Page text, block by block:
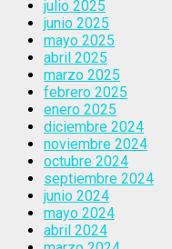
julio 2025
junio 2025
mayo 2025
abril 2025
marzo 2025
febrero 2025
enero 2025
diciembre 2024
noviembre 2024
octubre 2024
septiembre 2024
junio 2024
mayo 2024
abril 2024